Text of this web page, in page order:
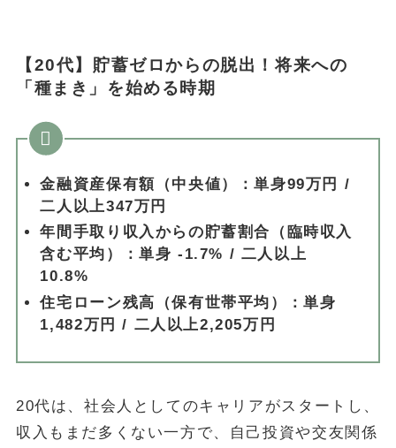
【20代】貯蓄ゼロからの脱出！将来への
「種まき」を始める時期
金融資産保有額（中央値）：単身99万円 /
二人以上347万円
年間手取り収入からの貯蓄割合（臨時収入
含む平均）：単身 -1.7% / 二人以上
10.8%
住宅ローン残高（保有世帯平均）：単身
1,482万円 / 二人以上2,205万円
20代は、社会人としてのキャリアがスタートし、
収入もまだ多くない一方で、自己投資や交友関係